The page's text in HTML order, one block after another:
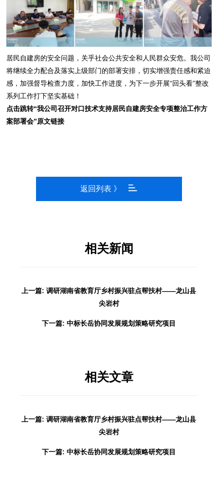
居民自建房的安全问题，关乎社会公共安全和人民群众安危。我公司
将继续全力配合及落实上级部门的部署安排，切实增强责任感和紧迫
感，加强督导检查力度，加快工作进度，为下一步开展“回头看”整改
系列工作打下坚实基础！
点击跳转“我公司召开对口技术支持居民自建房安全专项整治工作方
案部署会”原文链接
返回列表 》
相关新闻
上一篇: 调研湖南省教育厅乡村振兴驻点帮扶村——龙山县
尖岩村
下一篇: 中标长岳协同发展规划策略研究项目
相关文章
上一篇: 调研湖南省教育厅乡村振兴驻点帮扶村——龙山县
尖岩村
下一篇: 中标长岳协同发展规划策略研究项目